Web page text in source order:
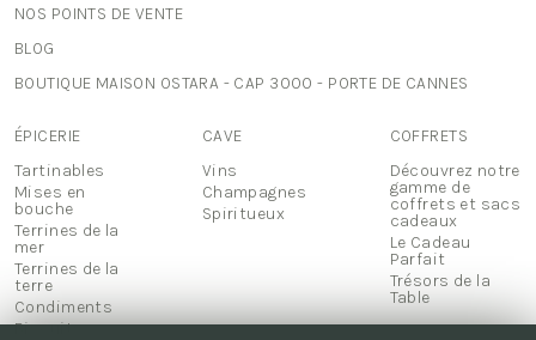
NOS POINTS DE VENTE
BLOG
BOUTIQUE MAISON OSTARA - CAP 3000 - PORTE DE CANNES
ÉPICERIE
Tartinables
Mises en
bouche
Terrines de la
mer
Terrines de la
terre
Condiments
Biscuits
CAVE
Vins
Champagnes
Spiritueux
COFFRETS
Découvrez notre
gamme de
coffrets et sacs
cadeaux
Le Cadeau
Parfait
Trésors de la
Table